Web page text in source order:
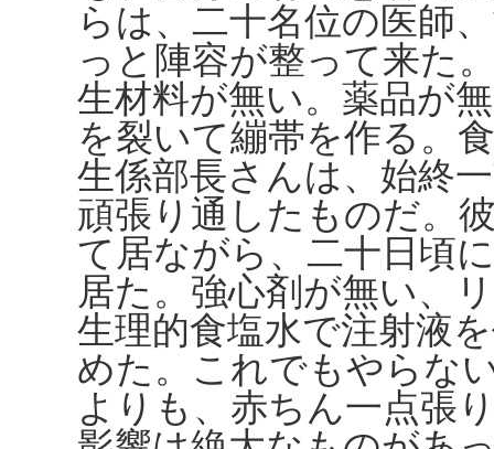
らは、二十名位の医師
っと陣容が整って来た
生材料が無い。薬品が
を裂いて繃帯を作る。
生係部長さんは、始終
頑張り通したものだ。
て居ながら、二十日頃
居た。強心剤が無い、
生理的食塩水で注射液
めた。これでもやらな
よりも、赤ちん一点張